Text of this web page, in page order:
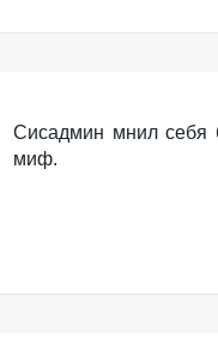
Сисадмин мнил себя
миф.